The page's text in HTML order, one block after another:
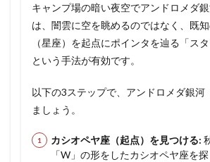
キャンプ場の暗い夜空でアンドロメダ
は、闇雲に空を眺めるのではなく、既
（星座）を起点にポインタを辿る「ス
という手法が有効です。
以下の3ステップで、アンドロメダ銀河
ましょう。
カシオペヤ座（起点）を見つける:
「W」の形をしたカシオペヤ座を探